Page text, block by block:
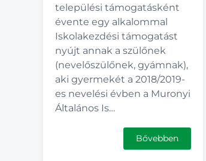
települési támogatásként
évente egy alkalommal
Iskolakezdési támogatást
nyújt annak a szülőnek
(nevelőszülőnek, gyámnak),
aki gyermekét a 2018/2019-
es nevelési évben a Muronyi
Általános Is…
Bővebben